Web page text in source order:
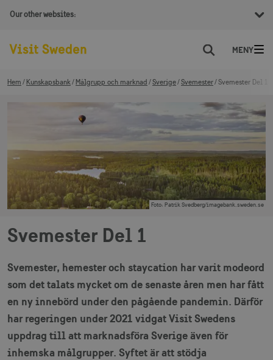
Our other websites:
Sök
Hem Kunskapsbank Målgrupp och marknad Sverige Svemester Svemester Del 1
Foto: Patrik Svedberg/imagebank.sweden.se
Svemester Del 1
Svemester, hemester och staycation har varit modeord
som det talats mycket om de senaste åren men har fått
en ny innebörd under den pågående pandemin. Därför
har regeringen under 2021 vidgat Visit Swedens
uppdrag till att marknadsföra Sverige även för
inhemska målgrupper. Syftet är att stödja